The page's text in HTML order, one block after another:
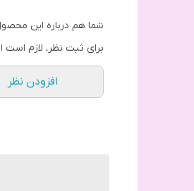
شما هم درباره این
برای ثبت نظر، لازم است
افزودن نظر